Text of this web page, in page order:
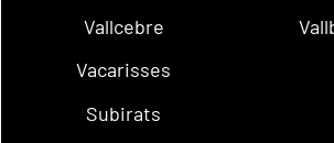
Vallcebre
Vacarisses
Subirats